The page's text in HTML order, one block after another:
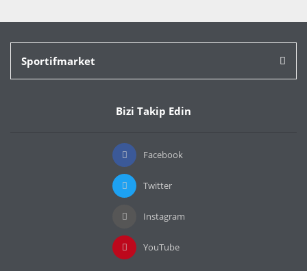
Sportifmarket
Bizi Takip Edin
Facebook
Twitter
Instagram
YouTube